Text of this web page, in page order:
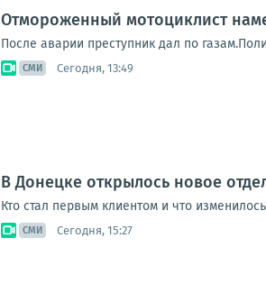
Отмороженный мотоциклист
После аварии преступник дал по
СМИ Сегодня, 13:49
В Донецке открылось новое
Кто стал первым клиентом и что
СМИ Сегодня, 15:27